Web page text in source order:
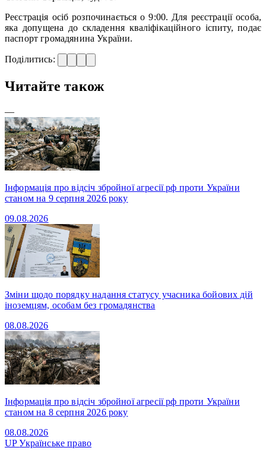
Реєстрація осіб розпочинається о 9:00. Для реєстрації особа,
яка допущена до складення кваліфікаційного іспиту, подає
паспорт громадянина України.
Поділитись:
Читайте також
—
Інформація про відсіч збройної агресії рф проти України
станом на 9 серпня 2026 року
09.08.2026
Зміни щодо порядку надання статусу учасника бойових дій
іноземцям, особам без громадянства
08.08.2026
Інформація про відсіч збройної агресії рф проти України
станом на 8 серпня 2026 року
08.08.2026
UPУкраїнське право